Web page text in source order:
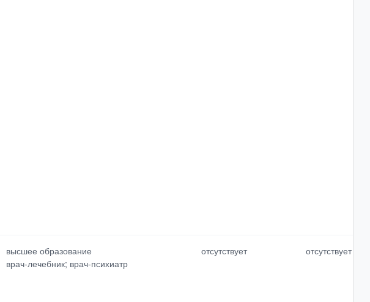
высшее образование
врач-лечебник; врач-психиатр
отсутствует отсутствует